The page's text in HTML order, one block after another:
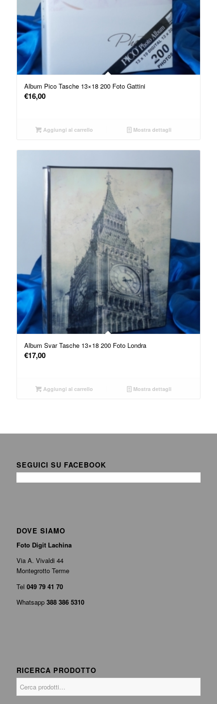
Album Pico Tasche 13×18 200 Foto Gattini
€16,00
Aggiungi al carrello Mostra dettagli
Album Svar Tasche 13×18 200 Foto Londra
€17,00
Aggiungi al carrello Mostra dettagli
SEGUICI SU FACEBOOK
DOVE SIAMO
Foto Digit Lachina
Via A. Vivaldi 44
Montegrotto Terme
Tel 049 79 41 70
Whatsapp388 386 5310
RICERCA PRODOTTO